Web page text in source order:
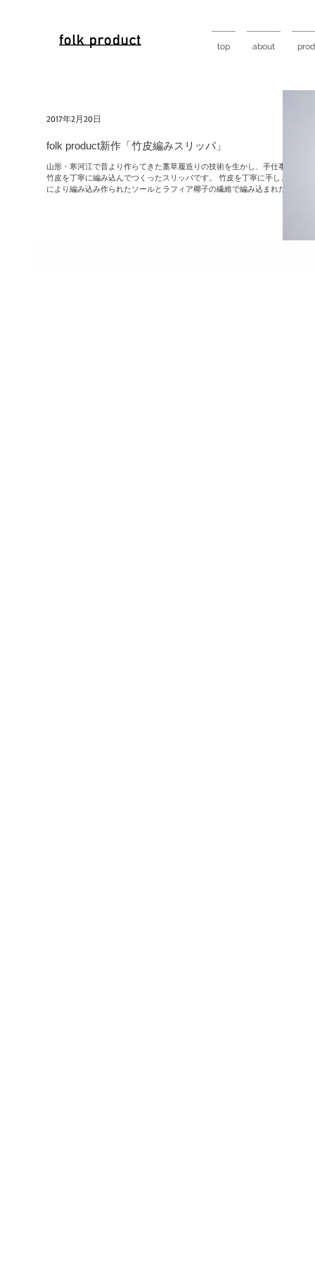
top about
folk product新作「竹皮編みスリッパ」
山形・寒河江で昔より作らてきた藁草履造りの技術を生かし、手仕事で
竹皮を丁寧に編み込んでつくったスリッパです。 竹皮を丁寧に手しごと
により編み込み作られたソールとラフィア椰子の繊維で編み込まれたバ
2017年2月20日